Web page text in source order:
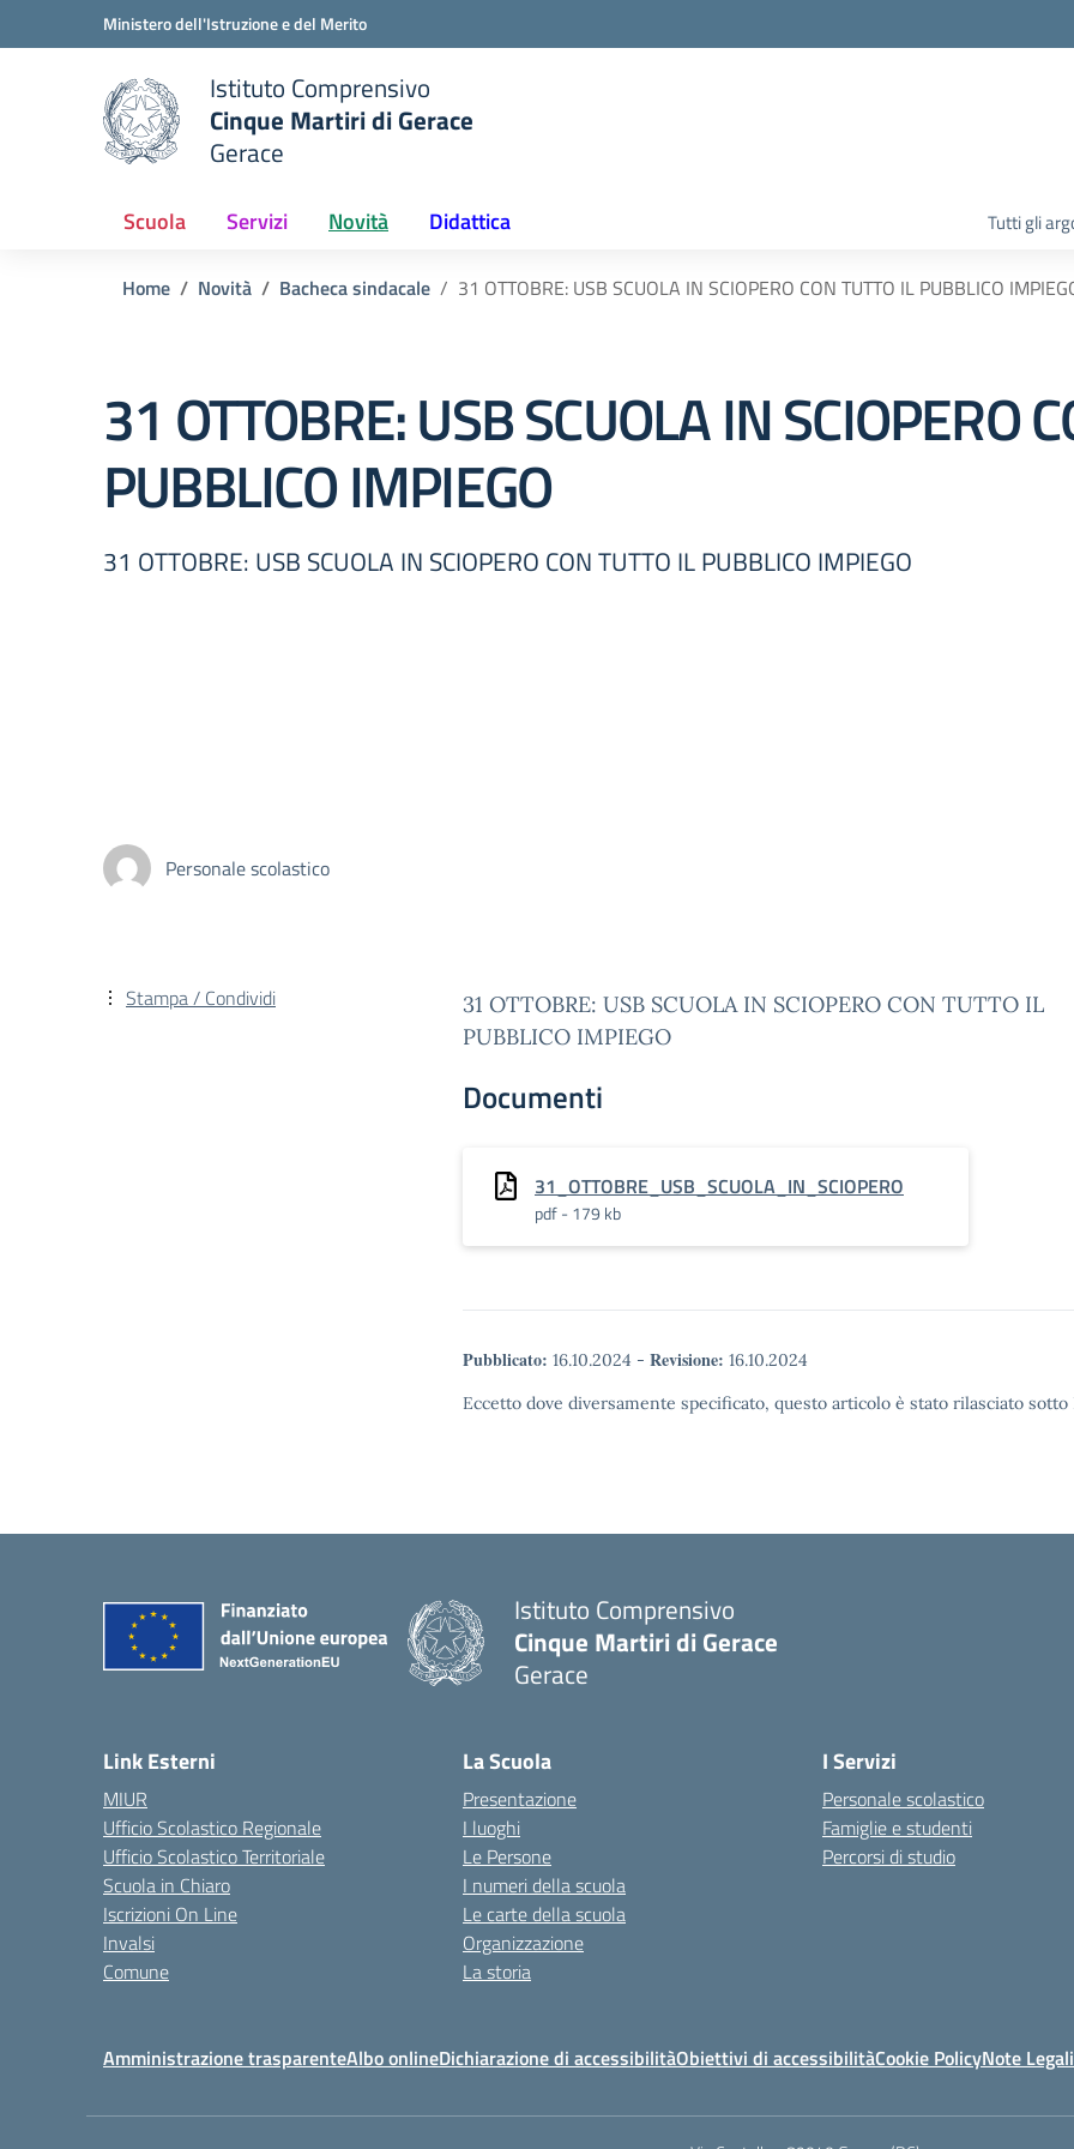
Vai ai contenuti
Vai al menu di navigazioneMinistero dell'Istruzione e del Merito
scuola
Istituto Comprensivo
Cinque Martiri di Gerace
Gerace
Scuola Servizi Novità Didattica Tutti gli
Home Novità Bacheca sindacale 31 OTTOBRE: USB SCUOLA IN SCIOPERO CON TUTTO IL PUBBLICO
31 OTTOBRE: USB SCUOLA IN SCIOPERO
PUBBLICO IMPIEGO
31 OTTOBRE: USB SCUOLA IN SCIOPERO CON TUTTO IL PUBBLICO IMPIEGO
Personale scolastico
31 OTTOBRE: USB SCUOLA IN SCIOPERO CON TUTTO IL
PUBBLICO IMPIEGO
Documenti
31_OTTOBRE_USB_SCUOLA_IN_SCIOPERO
pdf - 179 kb
Pubblicato: 16.10.2024 - Revisione: 16.10.2024
Eccetto dove diversamente specificato, questo articolo è stato rilasciato
Stampa / Condividi
Istituto Comprensivo
Cinque Martiri di Gerace
Gerace
Link Esterni
MIUR
Ufficio Scolastico Regionale
Ufficio Scolastico Territoriale
Scuola in Chiaro
Iscrizioni On Line
Invalsi
Comune
La Scuola
Presentazione
I luoghi
Le Persone
I numeri della scuola
Le carte della scuola
Organizzazione
La storia
I Servizi
Personale scolastico
Famiglie e studenti
Percorsi di studio
Amministrazione trasparenteAlbo onlineDichiarazione di accessibilitàObiettivi di accessibilitàCookie PolicyNote Legali